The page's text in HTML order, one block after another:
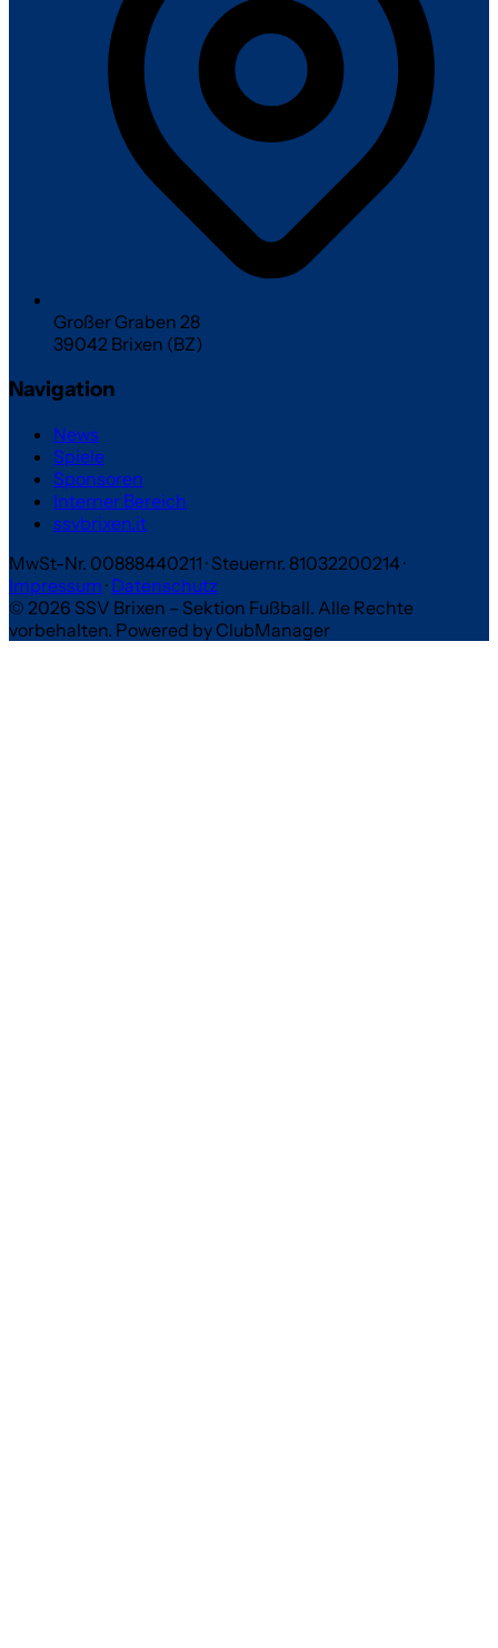
Großer Graben 28
39042 Brixen (BZ)
Navigation
News
Spiele
Sponsoren
Interner Bereich
ssvbrixen.it
MwSt-Nr. 00888440211 · Steuernr. 81032200214 ·
Impressum · Datenschutz
© 2026 SSV Brixen – Sektion Fußball. Alle Rechte
vorbehalten. Powered by ClubManager